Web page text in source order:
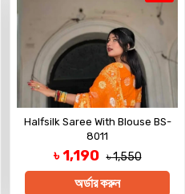
Halfsilk Saree With Blouse BS-
8011
৳ 1,190 ৳ 1,550
অর্ডার করুন